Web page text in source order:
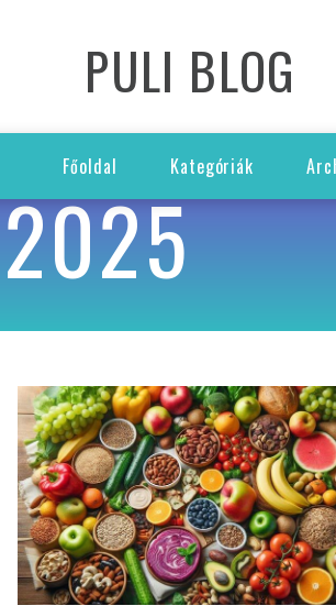
PULI BLOG
Főoldal Kategóriák